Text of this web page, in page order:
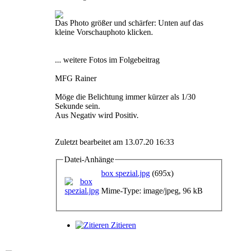
Das Photo größer und schärfer: Unten auf das
kleine Vorschauphoto klicken.
... weitere Fotos im Folgebeitrag
MFG Rainer
Möge die Belichtung immer kürzer als 1/30
Sekunde sein.
Aus Negativ wird Positiv.
Zuletzt bearbeitet am 13.07.20 16:33
Datei-Anhänge
box spezial.jpg (695x)
Mime-Type: image/jpeg, 96 kB
Zitieren